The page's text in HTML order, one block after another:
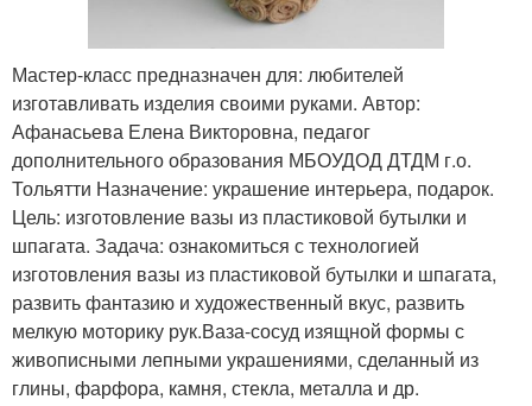
Мастер-класс предназначен для: любителей
изготавливать изделия своими руками. Автор:
Афанасьева Елена Викторовна, педагог
дополнительного образования МБОУДОД ДТДМ г.о.
Тольятти Назначение: украшение интерьера, подарок.
Цель: изготовление вазы из пластиковой бутылки и
шпагата. Задача: ознакомиться с технологией
изготовления вазы из пластиковой бутылки и шпагата,
развить фантазию и художественный вкус, развить
мелкую моторику рук.Ваза-сосуд изящной формы с
живописными лепными украшениями, сделанный из
глины, фарфора, камня, стекла, металла и др.